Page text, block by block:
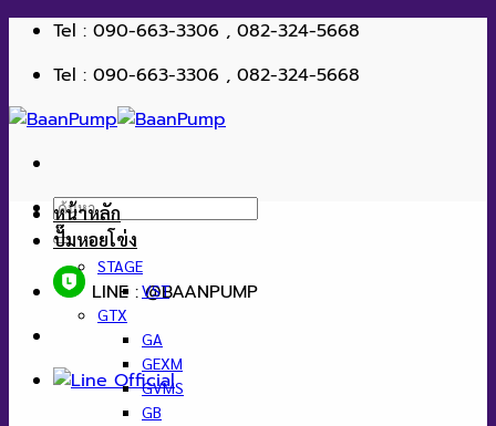
ข้าม
เนื้อหา
Tel : 090-663-3306 , 082-324-5668
Tel : 090-663-3306 , 082-324-5668
ค้นหา:
LINE : @BAANPUMP
หน้าหลัก
ปั๊มหอยโข่ง
STAGE
VST
GTX
GA
GEXM
GVMS
GB